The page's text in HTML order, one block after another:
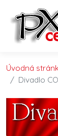
Preskočiť na
Preskočiť na
Úvodná
Divadlo